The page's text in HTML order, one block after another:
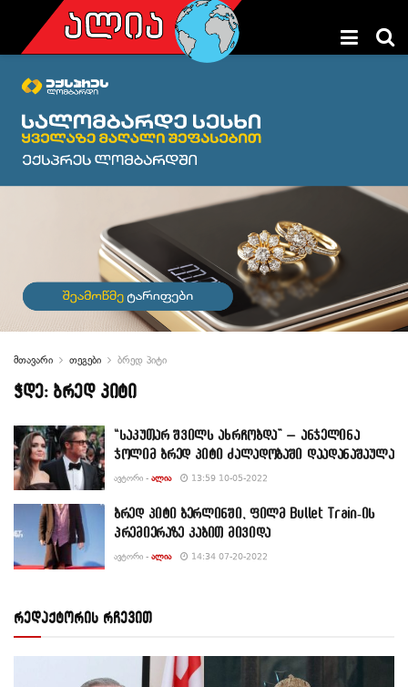
მთავარი თეგები ბრედ პიტი
ჭდე: ბრედ პიტი
“საკუთარ შვილს ახრჩობდა” – ანჯელინა
ჯოლიმ ბრედ პიტი ძალადობაში დაადანაშაულა
ᲐᲕᲢᲝᲠᲘ - ᲐᲚᲘᲐ 13:59 10-05-2022
ბრედ პიტი ბერლინში, ფილმ Bullet Train-ის
პრემიერაზე კაბით მივიდა
ᲐᲕᲢᲝᲠᲘ - ᲐᲚᲘᲐ 14:34 07-20-2022
რედაქტორის რჩევით